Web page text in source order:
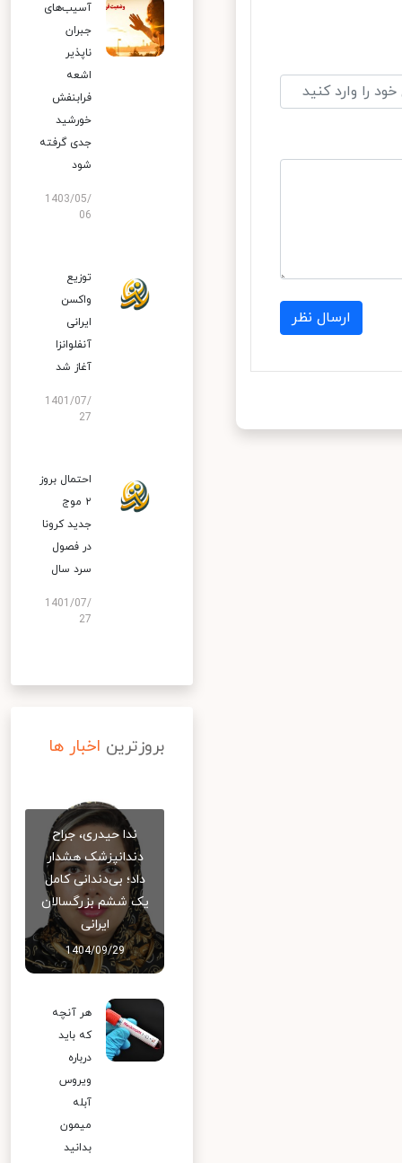
ارسال نظر
آسیب‌های
جبران
ناپذیر
اشعه
فرابنفش
خورشید
جدی گرفته
شود
1403/05/
06
توزیع
واکسن
ایرانی
آنفلوانزا
آغاز شد
1401/07/
27
احتمال بروز
۲ موج
جدید کرونا
در فصول
سرد سال
1401/07/
27
بروزترین اخبار ها
ندا حیدری، جراح
دندانپزشک هشدار
داد؛ بی‌دندانی کامل
یک ششم بزرگسالان
ایرانی
1404/09/29
هر آنچه
که باید
درباره
ویروس
آبله
میمون
بدانید